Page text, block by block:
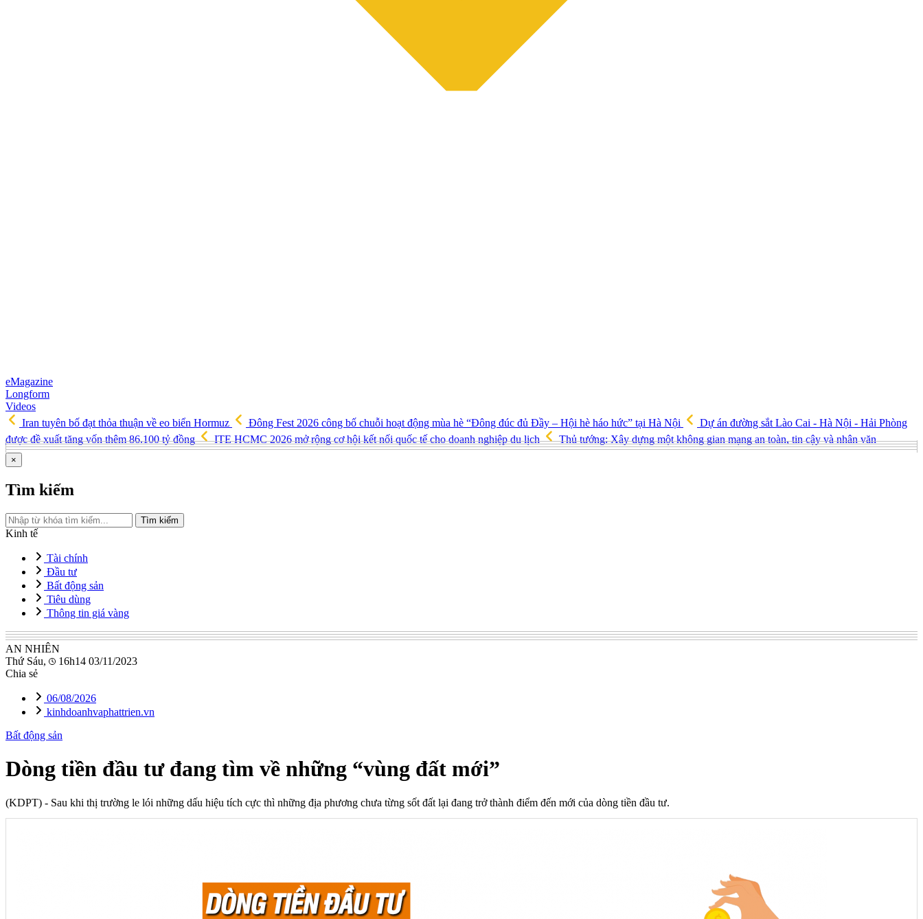
eMagazine
Longform
Videos
Iran tuyên bố đạt thỏa thuận về eo biển Hormuz
Đông Fest 2026 công bố chuỗi hoạt động mùa hè “Đông đúc đủ Đầy – Hội hè háo hức” tại Hà Nội
Dự án đường sắt Lào Cai - Hà Nội - Hải Phòng
được đề xuất tăng vốn thêm 86.100 tỷ đồng
ITE HCMC 2026 mở rộng cơ hội kết nối quốc tế cho doanh nghiệp du lịch Thủ tướng: Xây dựng một không gian mạng an toàn, tin cậy và nhân văn
×
Tìm kiếm
Tìm kiếm
Kinh tế
Tài chính
Đầu tư
Bất động sản
Tiêu dùng
Thông tin giá vàng
AN NHIÊN
Thứ Sáu,
16h14 03/11/2023
Chia sẻ
06/08/2026
kinhdoanhvaphattrien.vn
Bất động sản
Dòng tiền đầu tư đang tìm về những “vùng đất mới”
(KDPT) - Sau khi thị trường le lói những dấu hiệu tích cực thì những địa phương chưa từng sốt đất lại đang trở thành điểm đến mới của dòng tiền đầu tư.